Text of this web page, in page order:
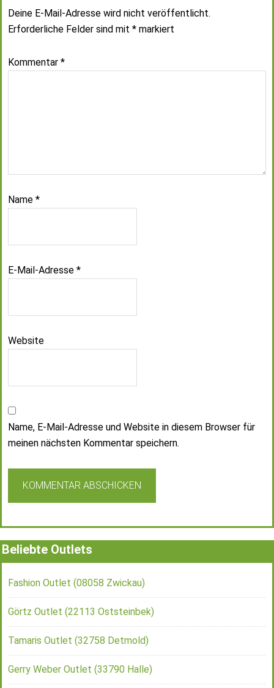
Deine E-Mail-Adresse wird nicht veröffentlicht.
Erforderliche Felder sind mit * markiert
Kommentar *
Name *
E-Mail-Adresse *
Website
Name, E-Mail-Adresse und Website in diesem Browser für
meinen nächsten Kommentar speichern.
Beliebte Outlets
Fashion Outlet (08058 Zwickau)
Görtz Outlet (22113 Oststeinbek)
Tamaris Outlet (32758 Detmold)
Gerry Weber Outlet (33790 Halle)